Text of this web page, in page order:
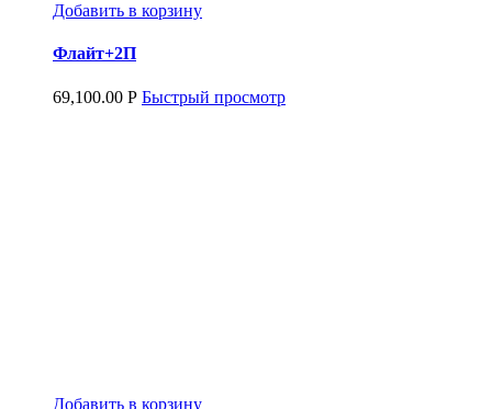
Добавить в корзину
Флайт+2П
69,100.00 Р Быстрый просмотр
Добавить в корзину